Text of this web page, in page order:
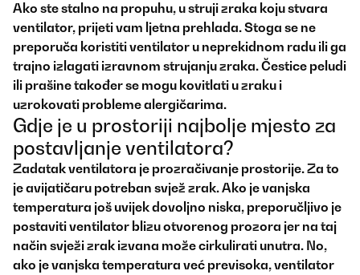
Ako ste stalno na propuhu, u struji zraka koju stvara
ventilator, prijeti vam ljetna prehlada. Stoga se ne
preporuča koristiti ventilator u neprekidnom radu ili ga
trajno izlagati izravnom strujanju zraka. Čestice peludi
ili prašine također se mogu kovitlati u zraku i
uzrokovati probleme alergičarima.
Gdje je u prostoriji najbolje mjesto za
postavljanje ventilatora?
Zadatak ventilatora je prozračivanje prostorije. Za to
je avijatičaru potreban svjež zrak. Ako je vanjska
temperatura još uvijek dovoljno niska, preporučljivo je
postaviti ventilator blizu otvorenog prozora jer na taj
način svježi zrak izvana može cirkulirati unutra. No,
ako je vanjska temperatura već previsoka, ventilator